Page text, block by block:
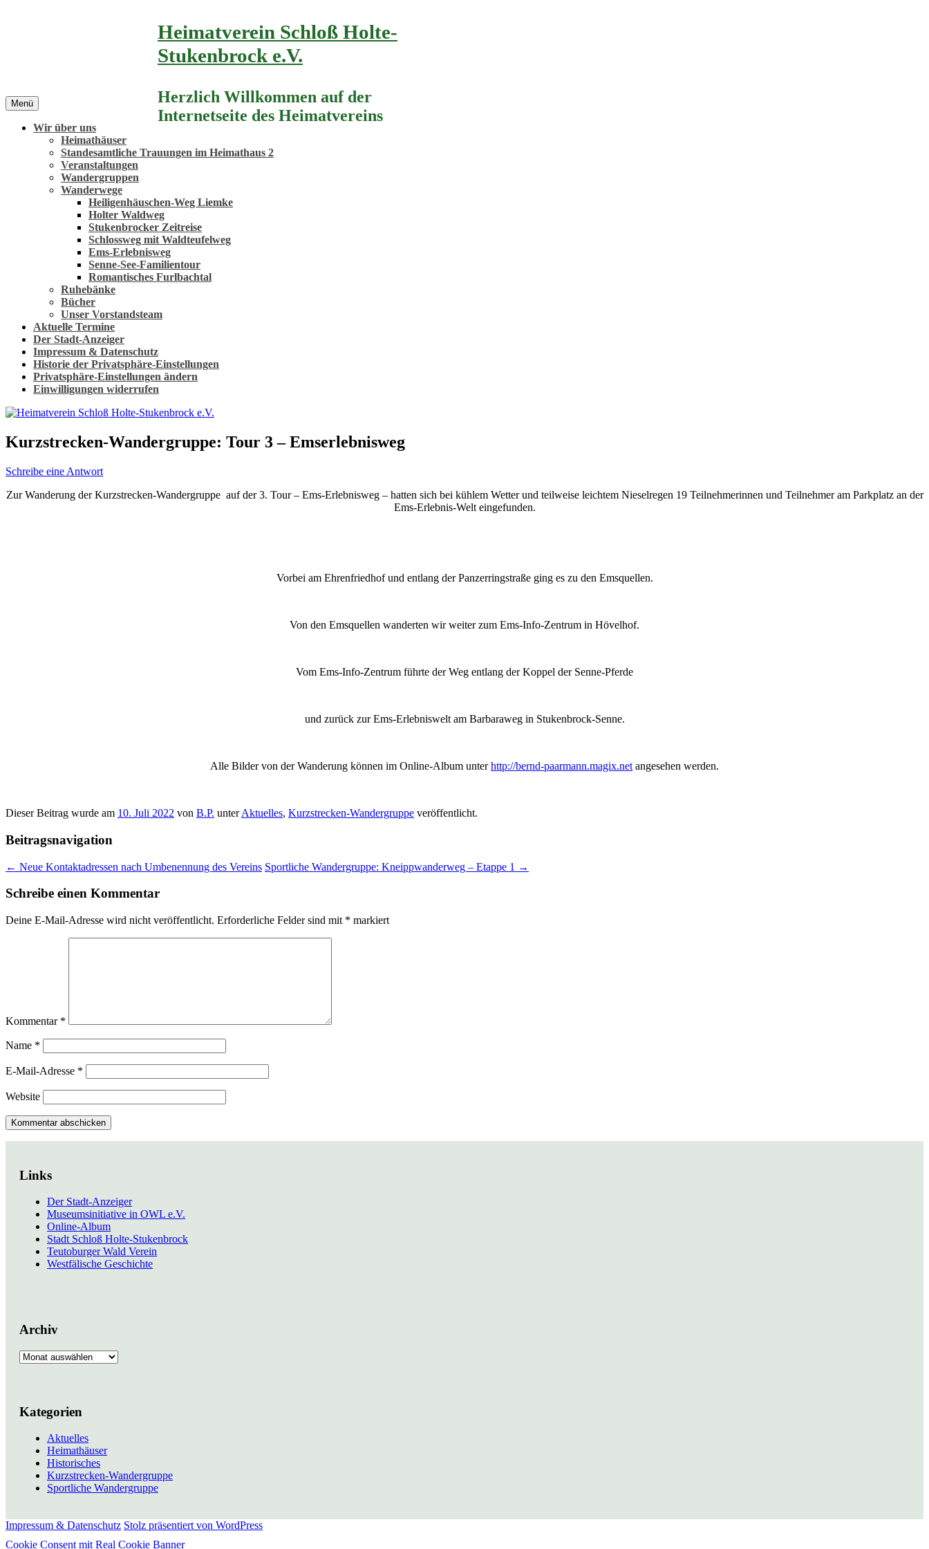
Heimatverein Schloß Holte-
Stukenbrock e.V.
Herzlich Willkommen auf der
Internetseite des Heimatvereins
Menü
Wir über uns
Heimathäuser
Standesamtliche Trauungen im Heimathaus 2
Veranstaltungen
Wandergruppen
Wanderwege
Heiligenhäuschen-Weg Liemke
Holter Waldweg
Stukenbrocker Zeitreise
Schlossweg mit Waldteufelweg
Ems-Erlebnisweg
Senne-See-Familientour
Romantisches Furlbachtal
Ruhebänke
Bücher
Unser Vorstandsteam
Aktuelle Termine
Der Stadt-Anzeiger
Impressum & Datenschutz
Historie der Privatsphäre-Einstellungen
Privatsphäre-Einstellungen ändern
Einwilligungen widerrufen
Kurzstrecken-Wandergruppe: Tour 3 – Emserlebnisweg
Schreibe eine Antwort
Zur Wanderung der Kurzstrecken-Wandergruppe auf der 3. Tour – Ems-Erlebnisweg – hatten sich bei kühlem Wetter und teilweise leichtem Nieselregen 19 Teilnehmerinnen und Teilnehmer am Parkplatz an der
Ems-Erlebnis-Welt eingefunden.
Vorbei am Ehrenfriedhof und entlang der Panzerringstraße ging es zu den Emsquellen.
Von den Emsquellen wanderten wir weiter zum Ems-Info-Zentrum in Hövelhof.
Vom Ems-Info-Zentrum führte der Weg entlang der Koppel der Senne-Pferde
und zurück zur Ems-Erlebniswelt am Barbaraweg in Stukenbrock-Senne.
Alle Bilder von der Wanderung können im Online-Album unterhttp://bernd-paarmann.magix.net angesehen werden.
Dieser Beitrag wurde am 10. Juli 2022 von B.P. unterAktuelles, Kurzstrecken-Wandergruppe veröffentlicht.
Beitragsnavigation
← Neue Kontaktadressen nach Umbenennung des Vereins Sportliche Wandergruppe: Kneippwanderweg – Etappe 1 →
Schreibe einen Kommentar
Deine E-Mail-Adresse wird nicht veröffentlicht. Erforderliche Felder sind mit * markiert
Kommentar *
Name *
E-Mail-Adresse *
Website
Links
Der Stadt-Anzeiger
Museumsinitiative in OWL e.V.
Online-Album
Stadt Schloß Holte-Stukenbrock
Teutoburger Wald Verein
Westfälische Geschichte
Archiv
Archiv
Kategorien
Aktuelles
Heimathäuser
Historisches
Kurzstrecken-Wandergruppe
Sportliche Wandergruppe
Impressum & Datenschutz Stolz präsentiert von WordPress
Cookie Consent mit Real Cookie Banner